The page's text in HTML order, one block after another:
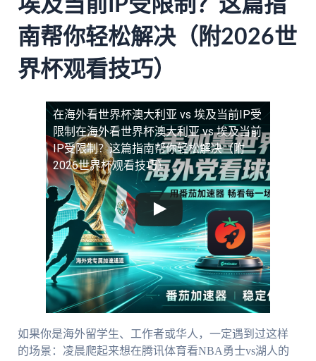
埃及当前IP受限制？这篇指
南帮你轻松解决（附2026世
界杯观看技巧）
在海外看世界杯澳大利亚 vs 埃及当前IP受
限制 在海外看世界杯澳大利亚 vs 埃及当前
IP受限制？这篇指南帮你轻松解决（附
2026世界杯观看技巧）
如果你是海外留学生、工作者或华人，一定遇到过这样
的场景：凌晨爬起来想在腾讯体育看NBA勇士vs湖人的